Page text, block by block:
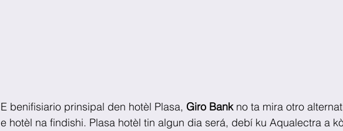
E benifisiario prinsipal den hotèl Plasa, Giro Bank no ta mira otro
e hotèl na findishi. Plasa hotèl tin algun dia será, debí ku Aqualectra a